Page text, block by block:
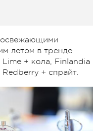
освежающими
летом в тренде
+ кола, Finlandia
+ спрайт.